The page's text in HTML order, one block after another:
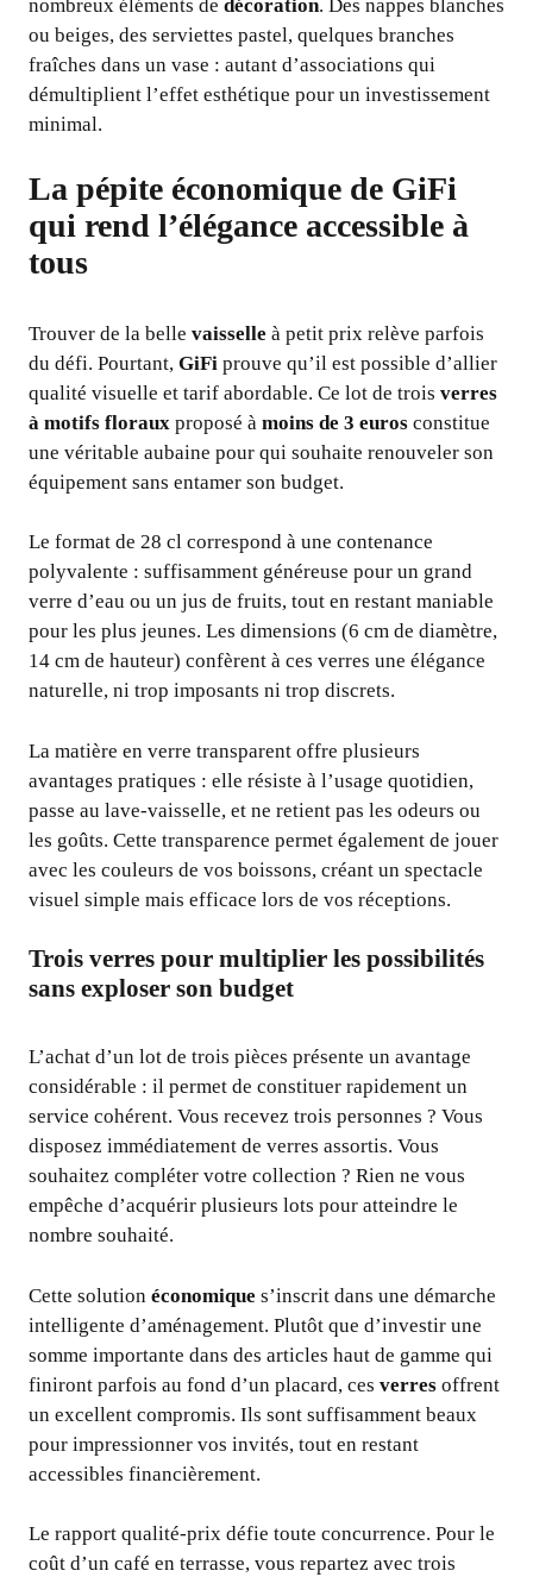
nombreux éléments de décoration. Des nappes blanches
ou beiges, des serviettes pastel, quelques branches
fraîches dans un vase : autant d’associations qui
démultiplient l’effet esthétique pour un investissement
minimal.
La pépite économique de GiFi
qui rend l’élégance accessible à
tous
Trouver de la belle vaisselle à petit prix relève parfois
du défi. Pourtant, GiFi prouve qu’il est possible d’allier
qualité visuelle et tarif abordable. Ce lot de trois verres
à motifs floraux proposé à moins de 3 euros constitue
une véritable aubaine pour qui souhaite renouveler son
équipement sans entamer son budget.
Le format de 28 cl correspond à une contenance
polyvalente : suffisamment généreuse pour un grand
verre d’eau ou un jus de fruits, tout en restant maniable
pour les plus jeunes. Les dimensions (6 cm de diamètre,
14 cm de hauteur) confèrent à ces verres une élégance
naturelle, ni trop imposants ni trop discrets.
La matière en verre transparent offre plusieurs
avantages pratiques : elle résiste à l’usage quotidien,
passe au lave-vaisselle, et ne retient pas les odeurs ou
les goûts. Cette transparence permet également de jouer
avec les couleurs de vos boissons, créant un spectacle
visuel simple mais efficace lors de vos réceptions.
Trois verres pour multiplier les possibilités
sans exploser son budget
L’achat d’un lot de trois pièces présente un avantage
considérable : il permet de constituer rapidement un
service cohérent. Vous recevez trois personnes ? Vous
disposez immédiatement de verres assortis. Vous
souhaitez compléter votre collection ? Rien ne vous
empêche d’acquérir plusieurs lots pour atteindre le
nombre souhaité.
Cette solution économique s’inscrit dans une démarche
intelligente d’aménagement. Plutôt que d’investir une
somme importante dans des articles haut de gamme qui
finiront parfois au fond d’un placard, ces verres offrent
un excellent compromis. Ils sont suffisamment beaux
pour impressionner vos invités, tout en restant
accessibles financièrement.
Le rapport qualité-prix défie toute concurrence. Pour le
coût d’un café en terrasse, vous repartez avec trois